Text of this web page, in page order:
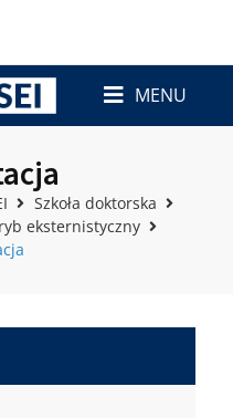
MENU
Szkoła doktorska
eksternistyczny